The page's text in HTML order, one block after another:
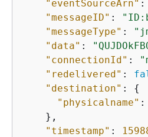
"eventSourceArn" :
"messageID" :
"messageType" :
"data" :
"connectionId" :
"redelivered" :
"destination" : {
"physicalname" :
    },
"timestamp" :